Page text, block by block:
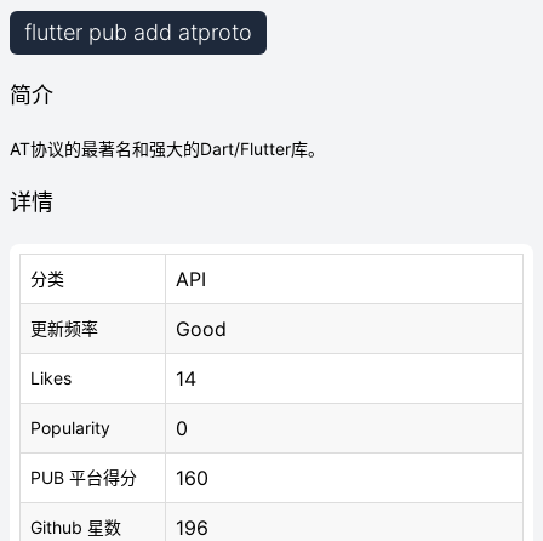
flutter pub add atproto
简介
AT协议的最著名和强大的Dart/Flutter库。
详情
分类 API
更新频率 Good
Likes 14
Popularity 0
PUB 平台得分 160
Github 星数 196